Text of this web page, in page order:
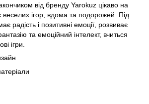
від бренду Yarokuz цікаво на
веселих ігор, вдома та подорожей. Під
радість і позитивні емоції, розвиває
та емоційний інтелект, вчиться
ігри.